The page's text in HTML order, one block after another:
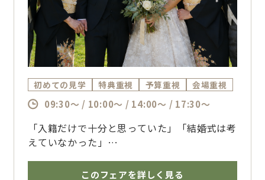
初めての見学 特典重視 予算重視 会場重視
09:30～ / 10:00～ / 14:00～ / 17:30～
「入籍だけで十分と思っていた」「結婚式は考
えていなかった」
ご家族や親しい方との時間を大切にする少人数
このフェアを詳しく見る